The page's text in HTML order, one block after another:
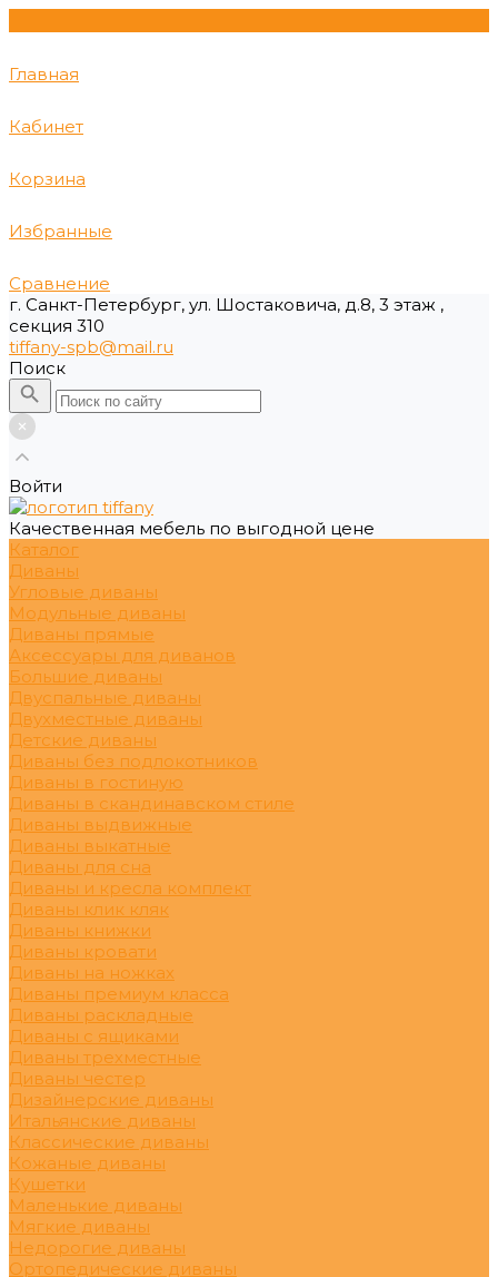
Главная
Кабинет
Корзина
Избранные
Сравнение
г. Санкт-Петербург, ул. Шостаковича, д.8, 3 этаж ,
секция 310
tiffany-spb@mail.ru
Поиск
Войти
Качественная мебель по выгодной цене
Каталог
Диваны
Угловые диваны
Модульные диваны
Диваны прямые
Аксессуары для диванов
Большие диваны
Двуспальные диваны
Двухместные диваны
Детские диваны
Диваны без подлокотников
Диваны в гостиную
Диваны в скандинавском стиле
Диваны выдвижные
Диваны выкатные
Диваны для сна
Диваны и кресла комплект
Диваны клик кляк
Диваны книжки
Диваны кровати
Диваны на ножках
Диваны премиум класса
Диваны раскладные
Диваны с ящиками
Диваны трехместные
Диваны честер
Дизайнерские диваны
Итальянские диваны
Классические диваны
Кожаные диваны
Кушетки
Маленькие диваны
Мягкие диваны
Недорогие диваны
Ортопедические диваны